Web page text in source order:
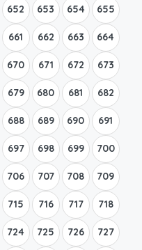
652 653 654 655
661 662 663 664
670 671 672 673
679 680 681 682
688 689 690 691
697 698 699 700
706 707 708 709
715 716 717 718
724 725 726 727